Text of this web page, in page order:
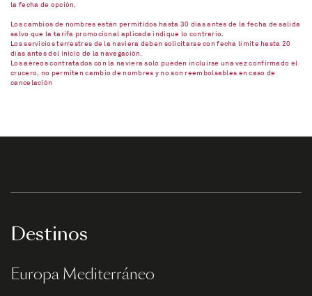
la fecha de opción.
Los cambios de nombres están permitidos hasta 30 días antes de la fecha de salida
salvo que la tarifa promocional aplicada indique lo contrario.
Los servicios terrestres de la naviera deben solicitarse con fecha límite hasta 20
días antes del inicio de la navegación.
Los aéreos contratados con la naviera solo pueden incluirse una vez confirmado el
crucero, no permiten cambio de nombres y no son reembolsables en caso de
cancelación
Destinos
Europa Mediterráneo